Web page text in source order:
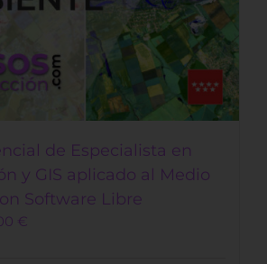
de Especialista en
y GIS aplicado al Medio
Software Libre
€